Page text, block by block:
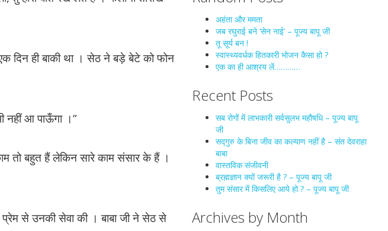
दिन ही बाकी था । सेठ ने बड़े बेटे को फोन
नहीं आ पाऊँगा ।”
तो बहुत हैं लेकिन सारे काम संसार के हैं ।
से उनकी सेवा की । बाबा जी ने सेठ से
अहंता और ममता
जब रघुराई बने ‘सेन नाई’ – पूज्य बापू जी
तू सूर्य बन !
स्वास्थ्यवर्धक हितकारी भोजन कैसा हो ?
एक का ही आश्रय लें…………
Recent Posts
सब रोगों में लाभकारी सर्वसुलभ महौषधि – पूज्य बापू
जी
सद्गुरु के बिना जीव का कल्याण नहीं है – संत देवराहा
बाबा
वास्तविक संजीवनी
ब्रह्मज्ञान क्यों जरूरी है ? – पूज्य बापू जी
तुम संसार में किसलिए आये हो ? – पूज्य बापू जी
Archives by Month